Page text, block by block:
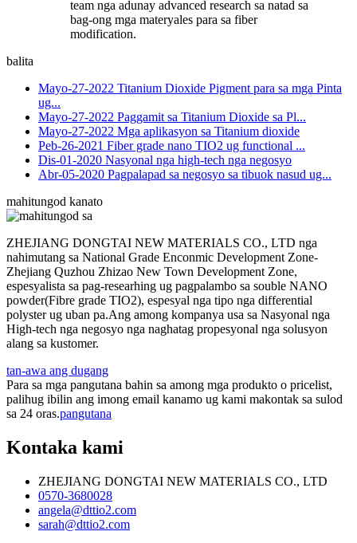
team nga adunay advanced research sa natad sa
bag-ong mga materyales para sa fiber
modification.
balita
Mayo-27-2022 Titanium Dioxide Pigment para sa mga Pinta
ug...
Mayo-27-2022 Paggamit sa Titanium Dioxide sa Pl...
Mayo-27-2022 Mga aplikasyon sa Titanium dioxide
Peb-26-2021 Fiber grade nano TIO2 ug functional ...
Dis-01-2020 Nasyonal nga high-tech nga negosyo
Abr-05-2020 Pagpalapad sa negosyo sa tibuok nasud ug...
mahitungod kanato
ZHEJIANG DONGTAI NEW MATERIALS CO., LTD nga
nahimutang sa National Grade Enconmic Development Zone-
Zhejiang Quzhou Zhizao New Town Development Zone,
espesyalista sa pag-researhing ug pagpalambo sa souble NANO
powder(Fibre grade TIO2), espesyal nga tipo nga differential
polyster ug uban pa.Ang among kompanya usa sa Nasyonal nga
High-tech nga negosyo nga naghatag propesyonal nga solusyon
alang sa kustomer.
tan-awa ang dugang
Para sa mga pangutana bahin sa among mga produkto o pricelist,
palihug ibilin ang imong email kanamo ug kami makontak sa sulod
sa 24 oras.pangutana
Kontaka kami
ZHEJIANG DONGTAI NEW MATERIALS CO., LTD
0570-3680028
angela@dttio2.com
sarah@dttio2.com